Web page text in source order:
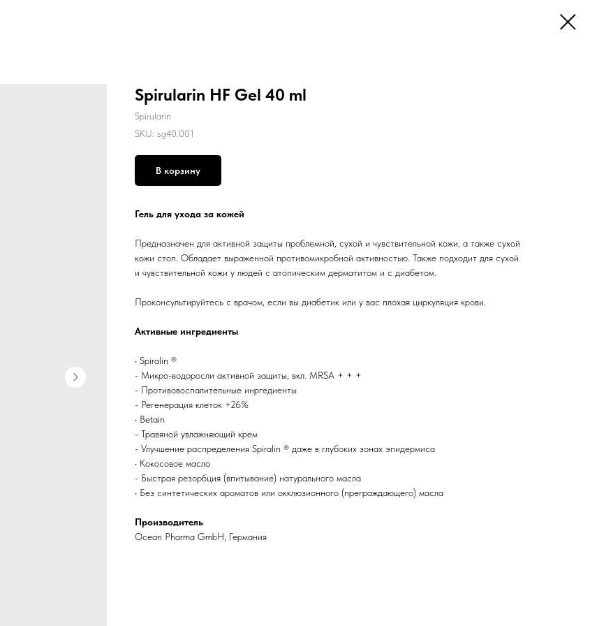
Spirularin HF Gel 40 ml
Spirularin
SKU: sg40.001
В корзину
Гель для ухода за кожей
Предназначен для активной защиты проблемной, сухой и чувствительной кожи, а также сухой
кожи стоп. Обладает выраженной противомикробной активностью. Также подходит для сухой
и чувствительной кожи у людей с атопическим дерматитом и с диабетом.
Проконсультируйтесь с врачом, если вы диабетик или у вас плохая циркуляция крови.
Активные ингредиенты
• Spiralin ®
- Микро-водоросли активной защиты, вкл. MRSA + + +
- Противовоспалительные инргедиенты
- Регенерация клеток +26%
• Betain
- Травяной увлажняющий крем
- Улучшение распределения Spiralin ® даже в глубоких зонах эпидермиса
• Кокосовое масло
- Быстрая резорбция (впитывание) натурального масла
• Без синтетических ароматов или окклюзионного (преграждающего) масла
Производитель
Ocean Pharma GmbH, Германия